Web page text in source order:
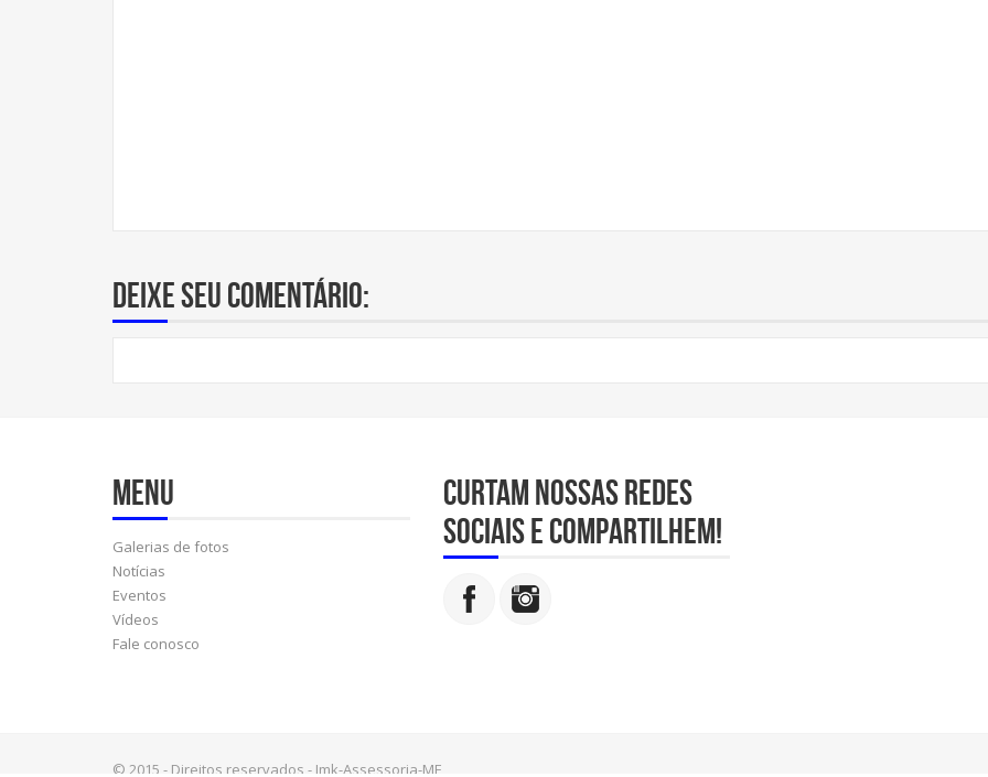
Deixe seu comentário:
Menu
Galerias de fotos
Notícias
Eventos
Vídeos
Fale conosco
Curtam nossas redes
sociais e compartilhem!
© 2015 - Direitos reservados - Jmk-Assessoria-ME